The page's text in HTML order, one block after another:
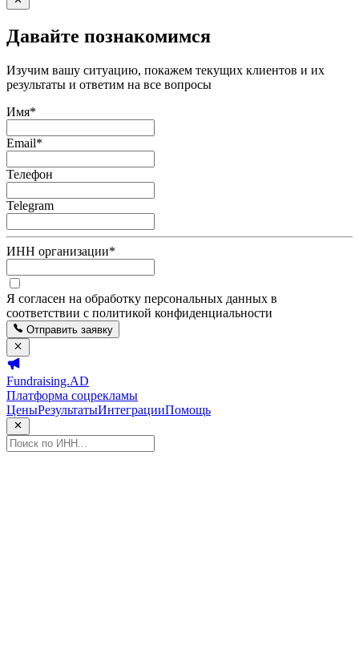
Давайте познакомимся
Изучим вашу ситуацию, покажем текущих клиентов и их
результаты и ответим на все вопросы
Имя*
Email*
Телефон
Telegram
ИНН организации*
Я согласен на обработку персональных данных в
соответствии с политикой конфиденциальности
Отправить заявку
Fundraising.AD
Платформа соцрекламы
ЦеныРезультатыИнтеграцииПомощь